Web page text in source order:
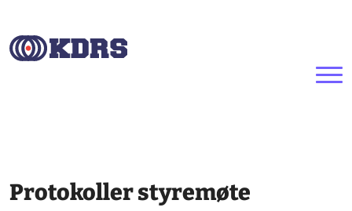
Hopp til hovedinnhold
Protokoller styremøte